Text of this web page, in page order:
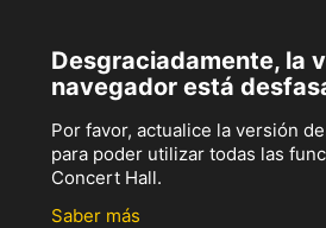
Desgraciadamente, la
navegador está
Por favor, actualice la versión
para poder utilizar todas las
Concert Hall.
Saber más